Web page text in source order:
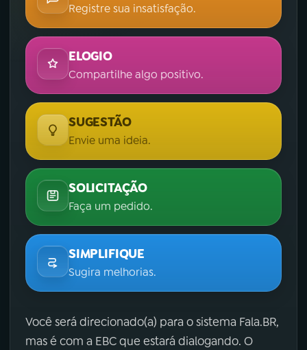
Registre sua insatisfação.
ELOGIO
Compartilhe algo positivo.
SUGESTÃO
Envie uma ideia.
SOLICITAÇÃO
Faça um pedido.
SIMPLIFIQUE
Sugira melhorias.
Você será direcionado(a) para o sistema Fala.BR,
mas é com a EBC que estará dialogando. O